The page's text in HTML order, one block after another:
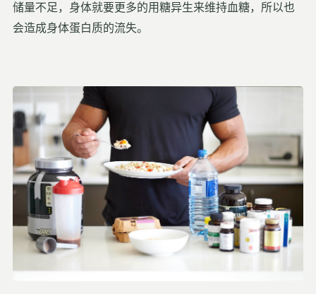
储量不足，身体就要更多的用糖异生来维持血糖，所以也
会造成身体蛋白质的流失。